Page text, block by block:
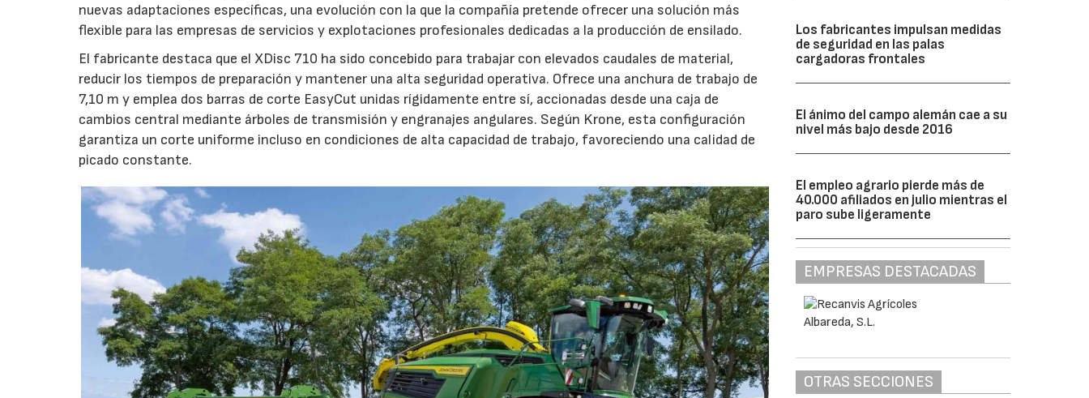
nuevas adaptaciones específicas, una evolución con la que la compañía pretende ofrecer una solución más
flexible para las empresas de servicios y explotaciones profesionales dedicadas a la producción de ensilado.
El fabricante destaca que el XDisc 710 ha sido concebido para trabajar con elevados caudales de material,
reducir los tiempos de preparación y mantener una alta seguridad operativa. Ofrece una anchura de trabajo de
7,10 m y emplea dos barras de corte EasyCut unidas rígidamente entre sí, accionadas desde una caja de
cambios central mediante árboles de transmisión y engranajes angulares. Según Krone, esta configuración
garantiza un corte uniforme incluso en condiciones de alta capacidad de trabajo, favoreciendo una calidad de
picado constante.
Los fabricantes impulsan medidas
de seguridad en las palas
cargadoras frontales
El ánimo del campo alemán cae a su
nivel más bajo desde 2016
El empleo agrario pierde más de
40.000 afiliados en julio mientras el
paro sube ligeramente
EMPRESAS DESTACADAS
OTRAS SECCIONES